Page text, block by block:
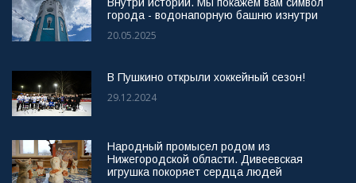
Внутри истории. Мы покажем вам символ
города - водонапорную башню изнутри
20.05.2025
В Пушкино открыли хоккейный сезон!
29.12.2024
Народный промысел родом из
Нижегородской области. Дивеевская
игрушка покоряет сердца людей